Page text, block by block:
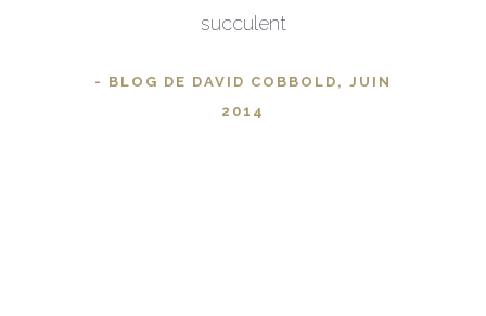
succulent
- BLOG DE DAVID COBBOLD, JUIN
2014